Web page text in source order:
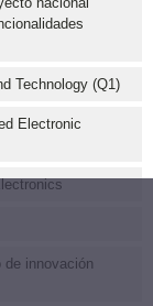
Technology (Q1)
Electronic
de innovación